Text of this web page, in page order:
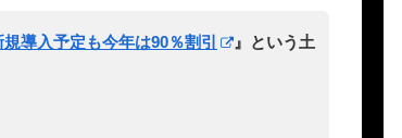
導入予定も今年は90％割引
』という土